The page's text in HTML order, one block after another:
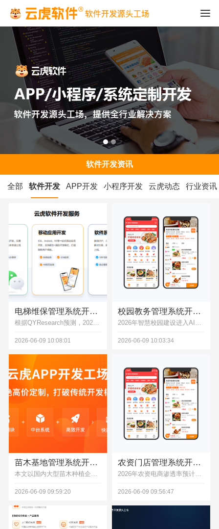
软件开发资讯
全部 软件开发 APP开发 小程序开发 云虎动态 行业资讯
电梯维保管理系统开发，巡检记录维保工单管控软件
根据QYResearch预测，2026-2032年国内电梯维保管理软件市场年复合增长率超28%，本文结合真实开发案例解析系统核心功能，展示云虎软件如何通过定制化方案帮助企业降本增效，提升维保服务质量。
2026-06-09 10:08:01
校园教务管理系统开发，排课成绩学籍线上管理平台
2026年智慧校园建设进入AI赋能新阶段，本文解析AI大模型与低代码融合技术在教务系统的应用场景，结合广东药科大学32.5万定制项目案例，提供多端协同的校园教务系统开发解决方案，助力院校实现教务管理智能化。
2026-06-09 10:03:34
苗木基地管理系统开发，苗木库存订单供货数据统计软件
本文以国内大型苗木种植企业绿景园林的数字化转型实践为案例，解析传统苗木基地管理痛点，介绍云虎软件定制的苗木管理系统的落地成效，数据准确率提升30%，运营效率提升50%，为苗木行业数字化升级提供参考。
2026-06-09 09:59:20
农资门店管理系统开发，进货销售农户台账一体化管理软件
2026年农资电商渗透率预计达35%，农资门店数字化需求激增，本文拆解农资管理系统开发价格构成、影响因素，给出3-50万的区间参考，分析ROI可达1:8的投资价值，助力企业选择高性价比方案。
2026-06-09 09:56:47